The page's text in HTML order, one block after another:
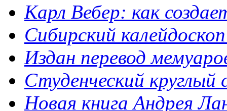
Карл Вебер: как
Сибирский
Издан перевод
Студенческий круглый
Новая книга Андрея